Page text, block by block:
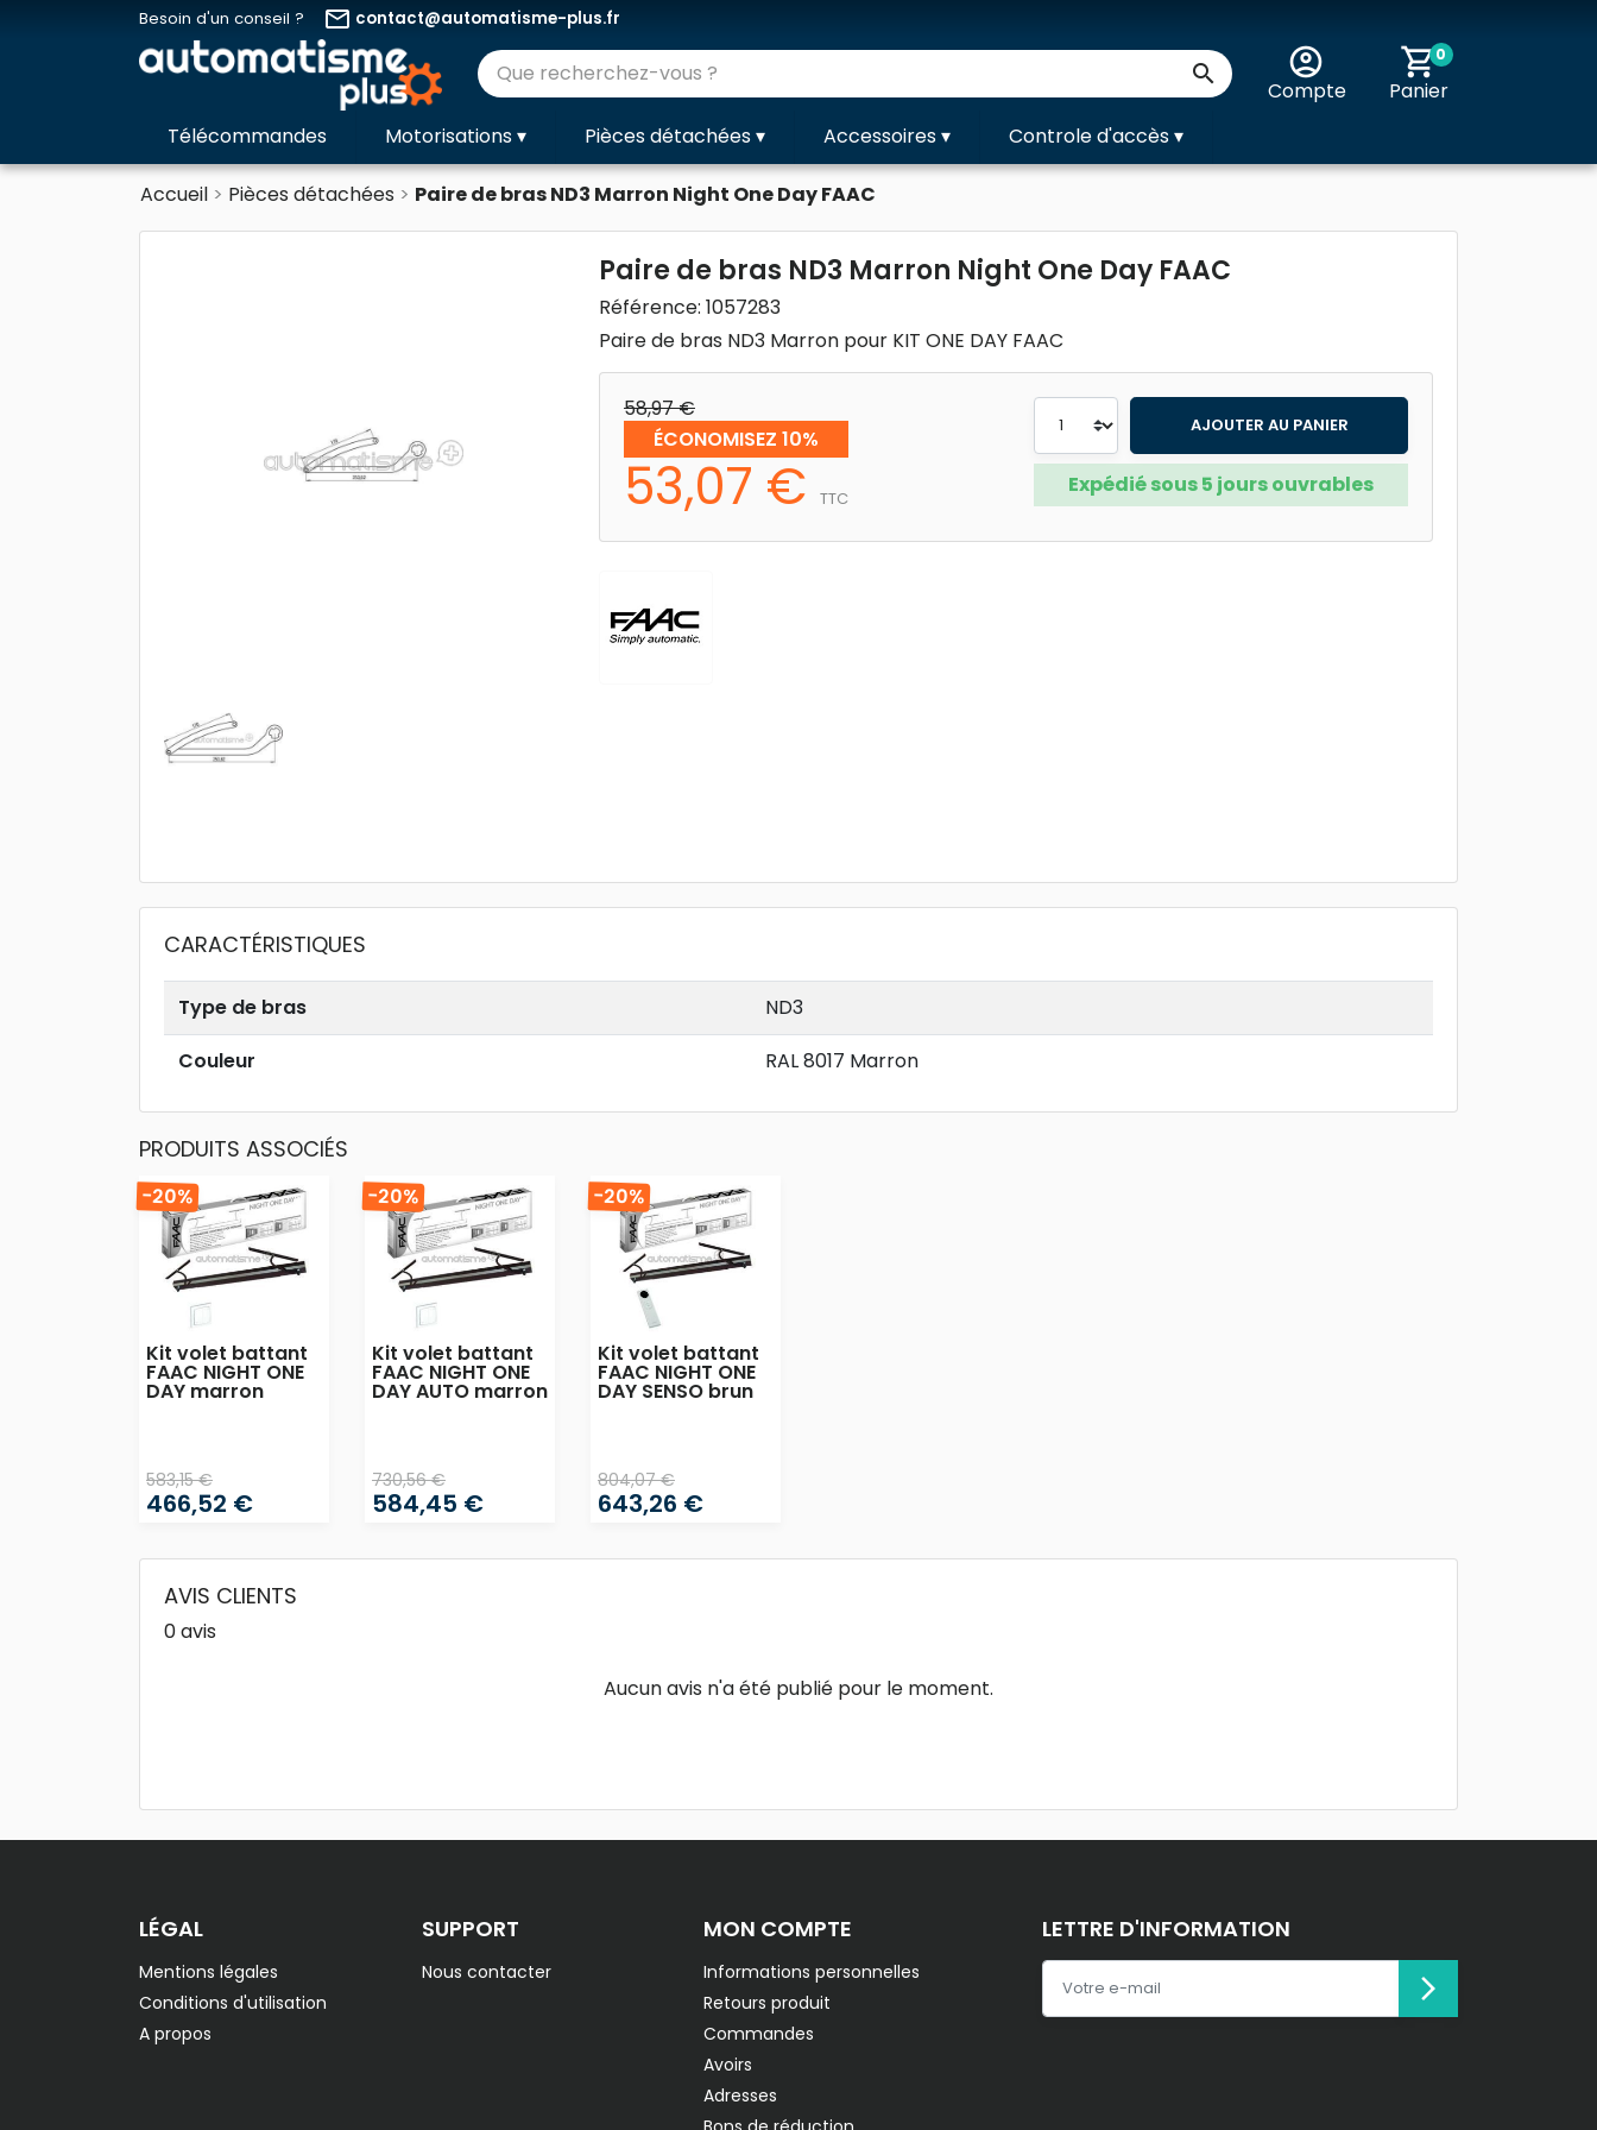
Besoin d'un conseil ? email contact@automatisme-plus.fr
 account_circle
Compte
shopping_cart
Panier
0
Télécommandes Motorisations▾ Pièces détachées▾ Accessoires▾ Controle d'accès▾
Accueil Pièces détachées Paire de bras ND3 Marron Night One Day FAAC
Paire de bras ND3 Marron Night One Day FAAC
Référence: 1057283
Paire de bras ND3 Marron pour KIT ONE DAY FAAC
58,97 €
ÉCONOMISEZ 10%
53,07 € TTC
AJOUTER AU PANIER
Expédié sous 5 jours ouvrables
CARACTÉRISTIQUES
Type de bras
ND3
Couleur
RAL 8017 Marron
PRODUITS ASSOCIÉS
Kit volet battant
FAAC NIGHT ONE
DAY marron
583,15 €
-20%
466,52 €
Kit volet battant
FAAC NIGHT ONE
DAY AUTO marron
730,56 €
-20%
584,45 €
Kit volet battant
FAAC NIGHT ONE
DAY SENSO brun
804,07 €
-20%
643,26 €
AVIS CLIENTS
0 avis
Aucun avis n'a été publié pour le moment.
LÉGAL
Mentions légales
Conditions d'utilisation
A propos
SUPPORT
Nous contacter
MON COMPTE
Informations personnelles
Retours produit
Commandes
Avoirs
Adresses
LETTRE D'INFORMATION
arrow_forward_ios